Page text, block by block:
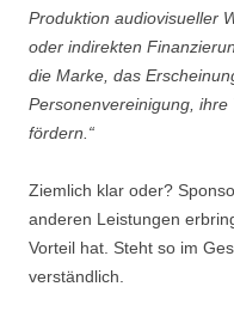
Produktion audiovisueller
oder indirekten
die Marke, das
Personenvereinigung,
fördern.“
Ziemlich klar oder?
anderen Leistungen
Vorteil hat. Steht so im
verständlich.